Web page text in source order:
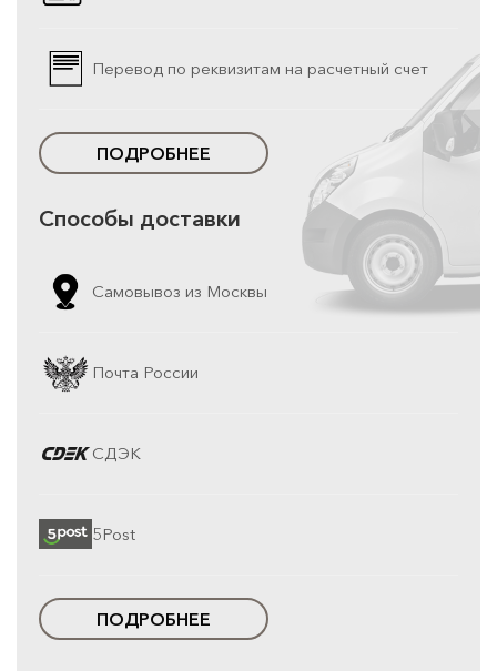
Перевод по реквизитам на расчетный счет
ПОДРОБНЕЕ
Способы доставки
Самовывоз из Москвы
Почта России
СДЭК
5Post
ПОДРОБНЕЕ